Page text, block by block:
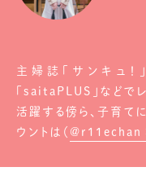
主婦誌「サンキュ！
「saitaPLUS」などで
活躍する傍ら、子育て
ウントは（ @r11echan